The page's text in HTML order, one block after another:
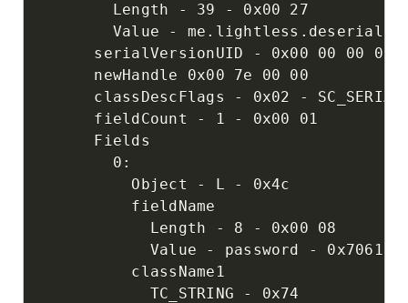
        Length - 39 - 0x00 27
Value -
serialVersionUID - 0x00 00 00 00
      newHandle 0x00 7e 00 00
classDescFlags - 0x02 -
      fieldCount - 1 - 0x00 01
      Fields
        0:
          Object - L - 0x4c
          fieldName
            Length - 8 - 0x00 08
Value - password -
          className1
            TC_STRING - 0x74